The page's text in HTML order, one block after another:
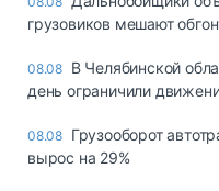
грузовиков мешают
08.08 В Челябинской
день ограничили
08.08 Грузооборот
вырос на 29%